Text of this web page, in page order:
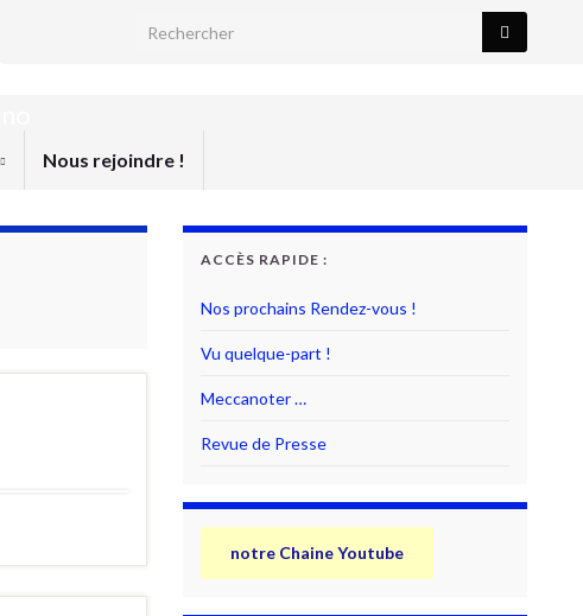
Search for:
Nous rejoindre !
ACCÈS RAPIDE :
Nos prochains Rendez-vous !
Vu quelque-part !
Meccanoter …
Revue de Presse
notre Chaine Youtube